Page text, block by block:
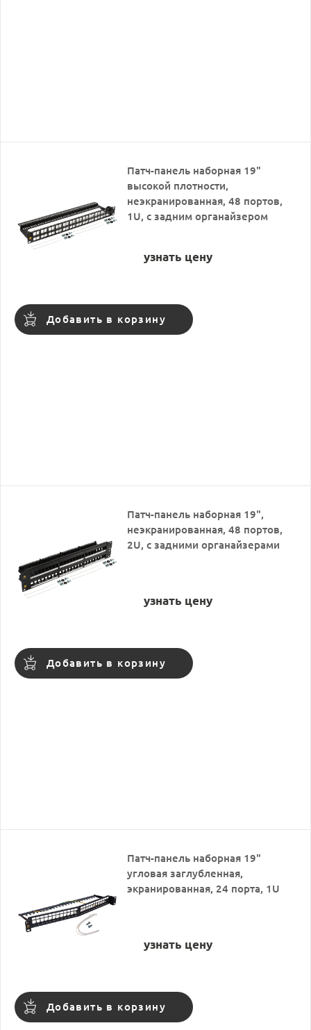
Патч-панель наборная 19"
высокой плотности,
неэкранированная, 48 портов,
1U, с задним органайзером
узнать цену
Добавить в корзину
Патч-панель наборная 19",
неэкранированная, 48 портов,
2U, с задними органайзерами
узнать цену
Добавить в корзину
Патч-панель наборная 19"
угловая заглубленная,
экранированная, 24 порта, 1U
узнать цену
Добавить в корзину